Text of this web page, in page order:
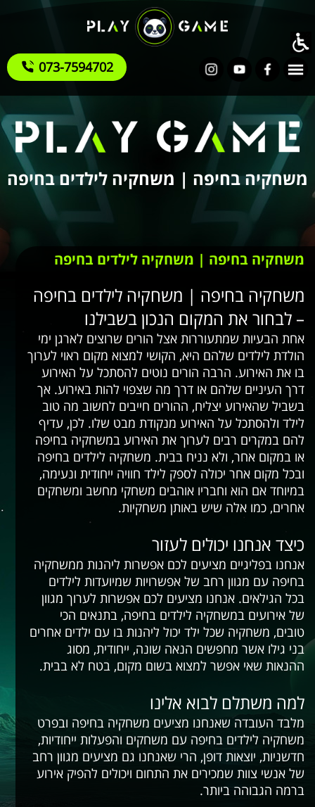
073-7594702
משחקיה בחיפה | משחקיה לילדים בחיפה
משחקיה בחיפה | משחקיה לילדים בחיפה
משחקיה בחיפה | משחקיה לילדים בחיפה
– לבחור את המקום הנכון בשבילנו
אחת הבעיות שמתעוררות אצל הורים שרוצים לארגן ימי
הולדת לילדים שלהם היא, הקושי למצוא מקום ראוי לערוך
בו את האירוע. הרבה הורים נוטים להסתכל על האירוע
דרך העיניים שלהם או דרך מה שצפוי להות באירוע. אך
בשביל שהאירוע יצליח, ההורים חייבים לחשוב מה טוב
לילד ולהסתכל על האירוע מנקודת מבט שלו. לכן, עדיף
להם במקרים רבים לערוך את האירוע במשחקיה בחיפה
או במקום אחר, ולא נניח בבית. משחקיה לילדים בחיפה
ובכל מקום אחר יכולה לספק לילד חוויה ייחודית ונעימה,
במיוחד אם הוא וחבריו אוהבים משחקי מחשב ומשחקים
אחרים, כמו אלה שיש באותן משחקיות.
כיצד אנחנו יכולים לעזור
אנחנו בפליגיים מציעים לכם אפשרות ליהנות ממשחקיה
בחיפה עם מגוון רחב של אפשרויות שמיועדות לילדים
בכל הגילאים. אנחנו מציעים לכם אפשרות לערוך מגוון
של אירועים במשחקיה לילדים בחיפה, בתנאים הכי
טובים, משחקיה שכל ילד יכול ליהנות בו עם ילדים אחרים
בני גילו אשר מחפשים הנאה שונה, ייחודית, מסוג
ההנאות שאי אפשר למצוא בשום מקום, בטח לא בבית.
למה משתלם לבוא אלינו
מלבד העובדה שאנחנו מציעים משחקיה בחיפה ובפרט
משחקיה לילדים בחיפה עם משחקים והפעלות ייחודיות,
חדשניות, יוצאות דופן, הרי שאנחנו גם מציעים מגוון רחב
של אנשי צוות שמכירים את התחום ויכולים להפיק אירוע
ברמה הגבוהה ביותר.